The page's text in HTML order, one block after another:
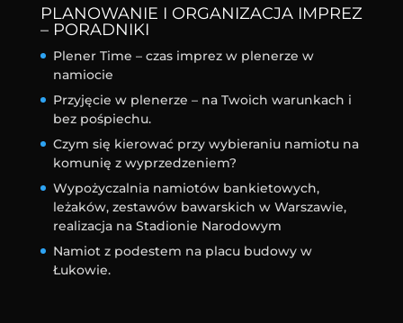
PLANOWANIE I ORGANIZACJA IMPREZ
– PORADNIKI
Plener Time – czas imprez w plenerze w
namiocie
Przyjęcie w plenerze – na Twoich warunkach i
bez pośpiechu.
Czym się kierować przy wybieraniu namiotu na
komunię z wyprzedzeniem?
Wypożyczalnia namiotów bankietowych,
leżaków, zestawów bawarskich w Warszawie,
realizacja na Stadionie Narodowym
Namiot z podestem na placu budowy w
Łukowie.